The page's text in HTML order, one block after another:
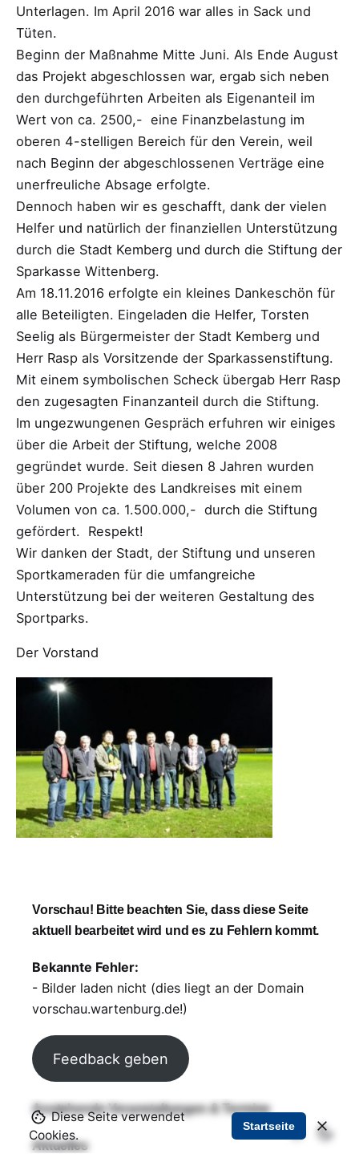
Unterlagen. Im April 2016 war alles in Sack und
Tüten.
Beginn der Maßnahme Mitte Juni. Als Ende August
das Projekt abgeschlossen war, ergab sich neben
den durchgeführten Arbeiten als Eigenanteil im
Wert von ca. 2500,-  eine Finanzbelastung im
oberen 4-stelligen Bereich für den Verein, weil
nach Beginn der abgeschlossenen Verträge eine
unerfreuliche Absage erfolgte.
Dennoch haben wir es geschafft, dank der vielen
Helfer und natürlich der finanziellen Unterstützung
durch die Stadt Kemberg und durch die Stiftung der
Sparkasse Wittenberg.
Am 18.11.2016 erfolgte ein kleines Dankeschön für
alle Beteiligten. Eingeladen die Helfer, Torsten
Seelig als Bürgermeister der Stadt Kemberg und
Herr Rasp als Vorsitzende der Sparkassenstiftung.
Mit einem symbolischen Scheck übergab Herr Rasp
den zugesagten Finanzanteil durch die Stiftung.
Im ungezwungenen Gespräch erfuhren wir einiges
über die Arbeit der Stiftung, welche 2008
gegründet wurde. Seit diesen 8 Jahren wurden
über 200 Projekte des Landkreises mit einem
Volumen von ca. 1.500.000,-  durch die Stiftung
gefördert.  Respekt!
Wir danken der Stadt, der Stiftung und unseren
Sportkameraden für die umfangreiche
Unterstützung bei der weiteren Gestaltung des
Sportparks.
Der Vorstand
Vorschau! Bitte beachten Sie, dass diese Seite
aktuell bearbeitet wird und es zu Fehlern kommt.
Bekannte Fehler:
- Bilder laden nicht (dies liegt an der Domain
vorschau.wartenburg.de!)
Feedback geben
Anstehende Veranstaltungen & Termine
Aktuelles
Diese Seite verwendet
Cookies.
Startseite